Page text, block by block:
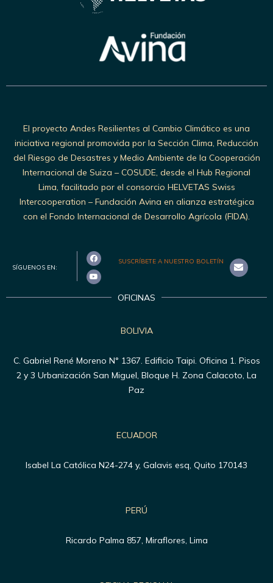
El proyecto Andes Resilientes al Cambio Climático es una
iniciativa regional promovida por la Sección Clima, Reducción
del Riesgo de Desastres y Medio Ambiente de la Cooperación
Internacional de Suiza – COSUDE, desde el Hub Regional
Lima, facilitado por el consorcio HELVETAS Swiss
Intercooperation – Fundación Avina en alianza estratégica
con el Fondo Internacional de Desarrollo Agrícola (FIDA).
SÍGUENOS EN:
SUSCRÍBETE A NUESTRO BOLETÍN
OFICINAS
BOLIVIA
C. Gabriel René Moreno N° 1367. Edificio Taipi. Oficina 1. Pisos
2 y 3 Urbanización San Miguel, Bloque H. Zona Calacoto, La
Paz
ECUADOR
Isabel La Católica N24-274 y, Galavis esq, Quito 170143
PERÚ
Ricardo Palma 857, Miraflores, Lima